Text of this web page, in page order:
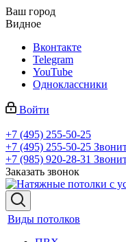
Ваш город
Видное
Вконтакте
Telegram
YouTube
Одноклассники
Войти
+7 (495) 255-50-25
+7 (495) 255-50-25
+7 (985) 920-28-31
Заказать звонок
Виды потолков